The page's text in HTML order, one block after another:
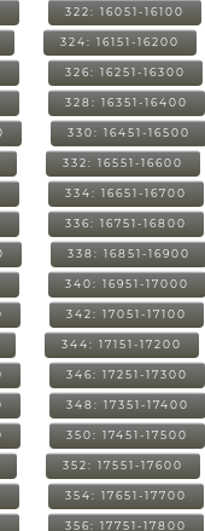
322: 16051-16100
324: 16151-16200
326: 16251-16300
328: 16351-16400
330: 16451-16500
332: 16551-16600
334: 16651-16700
336: 16751-16800
338: 16851-16900
340: 16951-17000
342: 17051-17100
344: 17151-17200
346: 17251-17300
348: 17351-17400
350: 17451-17500
352: 17551-17600
354: 17651-17700
356: 17751-17800